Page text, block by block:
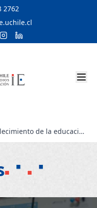
2762
de la educación
Constitución